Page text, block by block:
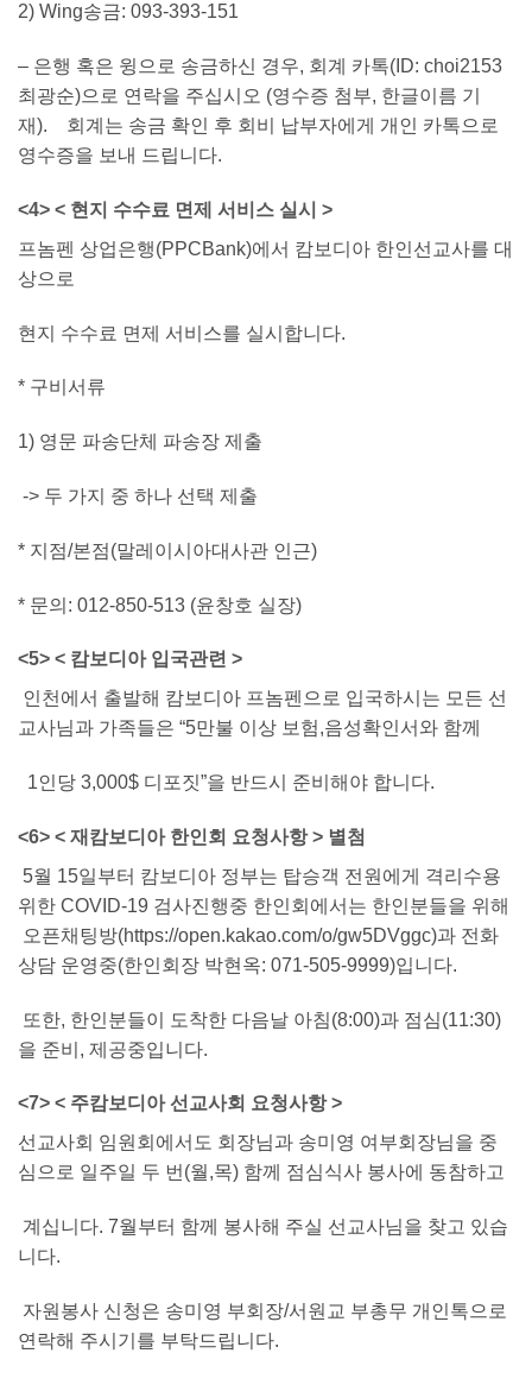
2) Wing송금: 093-393-151
– 은행 혹은 윙으로 송금하신 경우, 회계 카톡(ID: choi2153
최광순)으로 연락을 주십시오 (영수증 첨부, 한글이름 기
재). 회계는 송금 확인 후 회비 납부자에게 개인 카톡으로
영수증을 보내 드립니다.
<4> < 현지 수수료 면제 서비스 실시 >
프놈펜 상업은행(PPCBank)에서 캄보디아 한인선교사를 대
상으로
현지 수수료 면제 서비스를 실시합니다.
* 구비서류
1) 영문 파송단체 파송장 제출
-> 두 가지 중 하나 선택 제출
* 지점/본점(말레이시아대사관 인근)
* 문의: 012-850-513 (윤창호 실장)
<5> < 캄보디아 입국관련 >
인천에서 출발해 캄보디아 프놈펜으로 입국하시는 모든 선
교사님과 가족들은 “5만불 이상 보험,음성확인서와 함께
1인당 3,000$ 디포짓”을 반드시 준비해야 합니다.
<6> < 재캄보디아 한인회 요청사항 > 별첨
5월 15일부터 캄보디아 정부는 탑승객 전원에게 격리수용
위한 COVID-19 검사진행중 한인회에서는 한인분들을 위해
오픈채팅방(https://open.kakao.com/o/gw5DVggc)과 전화
상담 운영중(한인회장 박현옥: 071-505-9999)입니다.
또한, 한인분들이 도착한 다음날 아침(8:00)과 점심(11:30)
을 준비, 제공중입니다.
<7> < 주캄보디아 선교사회 요청사항 >
선교사회 임원회에서도 회장님과 송미영 여부회장님을 중
심으로 일주일 두 번(월,목) 함께 점심식사 봉사에 동참하고
계십니다. 7월부터 함께 봉사해 주실 선교사님을 찾고 있습
니다.
자원봉사 신청은 송미영 부회장/서원교 부총무 개인톡으로
연락해 주시기를 부탁드립니다.